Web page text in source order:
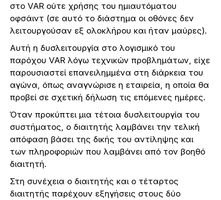
στο VAR ούτε χρήσης του ημιαυτόματου
οφσάιντ (σε αυτό το διάστημα οι οθόνες δεν
λειτουργούσαν εξ ολοκλήρου και ήταν μαύρες).
Αυτή η δυσλειτουργία στο λογισμικό του
παρόχου VAR λόγω τεχνικών προβλημάτων, είχε
παρουσιαστεί επανειλημμένα στη διάρκεια του
αγώνα, όπως αναγνώρισε η εταιρεία, η οποία θα
προβεί σε σχετική δήλωση τις επόμενες ημέρες.
Όταν προκύπτει μια τέτοια δυσλειτουργία του
συστήματος, ο διαιτητής λαμβάνει την τελική
απόφαση βάσει της δικής του αντίληψης και
των πληροφοριών που λαμβάνει από τον βοηθό
διαιτητή.
Στη συνέχεια ο διαιτητής και ο τέταρτος
διαιτητής παρέχουν εξηγήσεις στους δύο